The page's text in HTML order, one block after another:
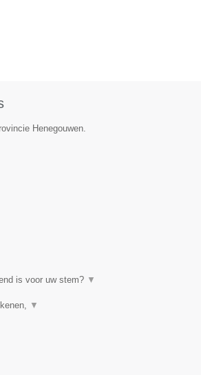
Henegouwen.
is voor uw stem? ▼
▼